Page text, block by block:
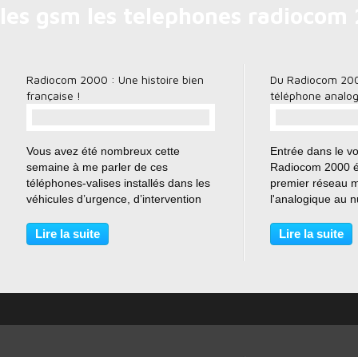
Radiocom 2000 : Une histoire bien
française !
Vous avez été nombreux cette
semaine à me parler de ces
téléphones-valises installés dans les
véhicules d’urgence, d’intervention
souvenir du nom. Ces “big phones”
ont marqué une génération, et laissé
Lire la suite
Du Radiocom
téléphone
Entrée dans le
Radiocom 2000
premier réseau
l'analogique au
A chaque
1G dans les
Lire la suite